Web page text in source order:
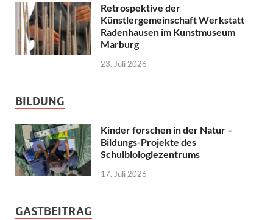
Retrospektive der
Künstlergemeinschaft Werkstatt
Radenhausen im Kunstmuseum
Marburg
23. Juli 2026
BILDUNG
Kinder forschen in der Natur –
Bildungs-Projekte des
Schulbiologiezentrums
17. Juli 2026
GASTBEITRAG